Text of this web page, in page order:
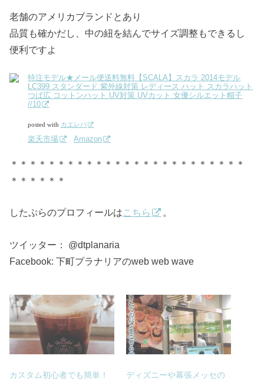
老舗のアメリカブランドとあり
品質も確かだし、中の紐を結んでサイズ調整もできるし
便利ですよ
特注モデル★メール便送料無料【SCALA】スカラ 2014モデル
LC399 スタンダード 紫外線対策 レディース ハット スカラハット
つば広 コットンハット UV対策 UVカット 女優シルエット帽子
//10
posted with カエレバ
楽天市場 Amazon
＊＊＊＊＊＊＊＊＊＊＊＊＊＊＊＊＊＊＊＊＊＊＊＊＊
＊＊＊＊＊＊
したぷらのプロフィールはこちら 。
ツイッター： @dtplanaria
Facebook: 下町プラナリアのweb web wave
カスタム初心者でも簡単！
ディズニーや幕張メッセの